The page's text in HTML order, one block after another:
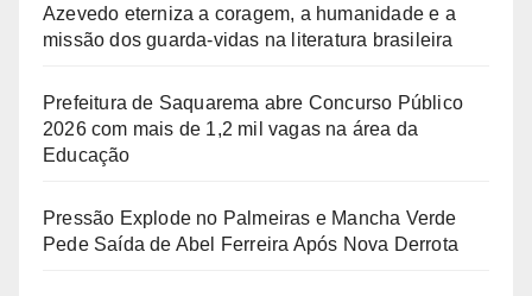
Azevedo eterniza a coragem, a humanidade e a
missão dos guarda-vidas na literatura brasileira
Prefeitura de Saquarema abre Concurso Público
2026 com mais de 1,2 mil vagas na área da
Educação
Pressão Explode no Palmeiras e Mancha Verde
Pede Saída de Abel Ferreira Após Nova Derrota